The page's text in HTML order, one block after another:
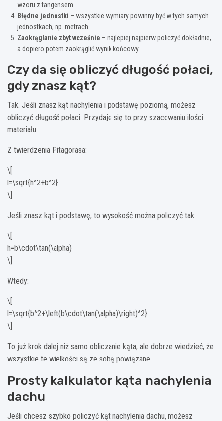
wzoru z tangensem.
Błędne jednostki – wszystkie wymiary powinny być w tych samych
jednostkach, np. metrach.
Zaokrąglanie zbyt wcześnie – najlepiej najpierw policzyć dokładnie,
a dopiero potem zaokrąglić wynik końcowy.
Czy da się obliczyć długość połaci,
gdy znasz kąt?
Tak. Jeśli znasz kąt nachylenia i podstawę poziomą, możesz
obliczyć długość połaci. Przydaje się to przy szacowaniu ilości
materiału.
Z twierdzenia Pitagorasa:
\[
l=\sqrt{h^2+b^2}
\]
Jeśli znasz kąt i podstawę, to wysokość można policzyć tak:
\[
h=b\cdot\tan(\alpha)
\]
Wtedy:
\[
l=\sqrt{b^2+\left(b\cdot\tan(\alpha)\right)^2}
\]
To już krok dalej niż samo obliczanie kąta, ale dobrze wiedzieć, że
wszystkie te wielkości są ze sobą powiązane.
Prosty kalkulator kąta nachylenia
dachu
Jeśli chcesz szybko policzyć kąt nachylenia dachu, możesz